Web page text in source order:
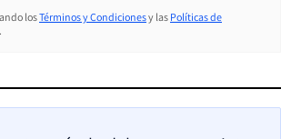
losTérminos y Condicionesy las Políticas de